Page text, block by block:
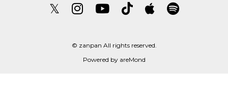
𝕏
© zanpan All rights reserved.
Powered by areMond